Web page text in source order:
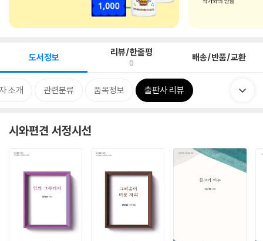
도서정보 리뷰/한줄평
0 배송/반품/교환
소개 관련분류 품목정보 출판사 리뷰
시와편견 서정시선